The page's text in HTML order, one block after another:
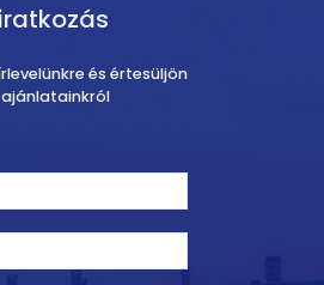
és értesüljön